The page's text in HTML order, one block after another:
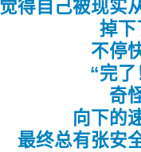
觉得自己被现实
掉下
不停
“完
奇
向下的
最终总有张安